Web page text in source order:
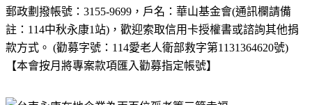
郵政劃撥帳號： 3155-9699 ，戶名：華山基金會(通訊欄請備
註： 114中秋永康1 站) ，歡迎索取信用卡授權書或諮詢其他捐
款方式。 (勸募字號： 114愛老人衛部救字第1131364620號)
【本會按月將專案款項匯入勸募指定帳號】